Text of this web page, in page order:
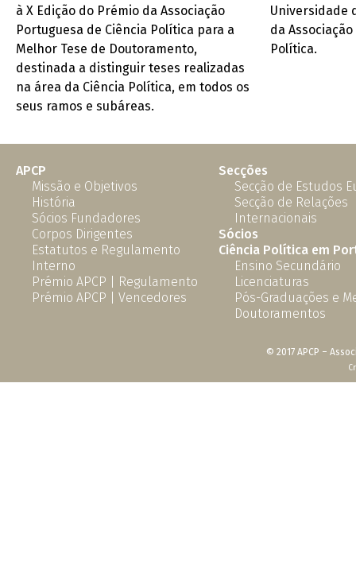
à X Edição do Prémio da Associação
Portuguesa de Ciência Política para a
Melhor Tese de Doutoramento,
destinada a distinguir teses realizadas
na área da Ciência Política, em todos os
seus ramos e subáreas.
Universidade
da
Política.
APCP
Missão e Objetivos
História
Sócios Fundadores
Corpos Dirigentes
Estatutos e Regulamento
Interno
Prémio APCP | Regulamento
Prémio APCP | Vencedores
Secções
Secção de Estudos
Secção de Relações
Internacionais
Sócios
Ciência Política em
Ensino Secundário
Licenciaturas
Pós-Graduações e
Doutoramentos
© 2017 APCP –